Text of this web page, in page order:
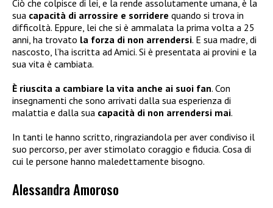
Ciò che colpisce di lei, e la rende assolutamente umana, è la
sua capacità di arrossire e sorridere quando si trova in
difficoltà. Eppure, lei che si è ammalata la prima volta a 25
anni, ha trovato la forza di non arrendersi. E sua madre, di
nascosto, l’ha iscritta ad Amici. Si è presentata ai provini e la
sua vita è cambiata.
È riuscita a cambiare la vita anche ai suoi fan. Con
insegnamenti che sono arrivati dalla sua esperienza di
malattia e dalla sua capacità di non arrendersi mai.
In tanti le hanno scritto, ringraziandola per aver condiviso il
suo percorso, per aver stimolato coraggio e fiducia. Cosa di
cui le persone hanno maledettamente bisogno.
Alessandra Amoroso